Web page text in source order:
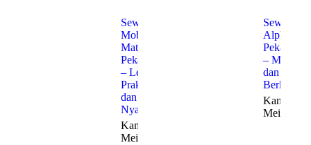
Sewa
Mobil
Matic
Pekanbaru
– Lebih
Praktis
dan
Nyaman
Kamis, 21
Mei 2026
Sewa
Alphard
Pekanbaru
– Mewah
dan
Berkelas
Kamis, 21
Mei 2026